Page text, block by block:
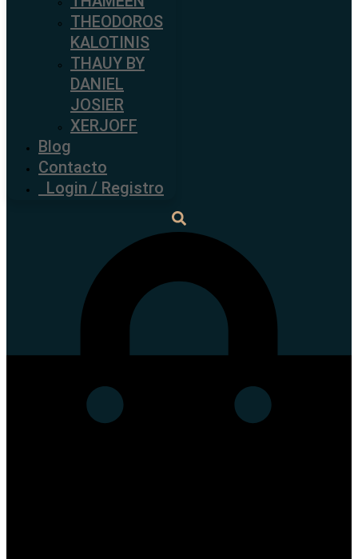
THEODOROS
KALOTINIS
THAUY BY
DANIEL
JOSIER
XERJOFF
Blog
Contacto
Login / Registro